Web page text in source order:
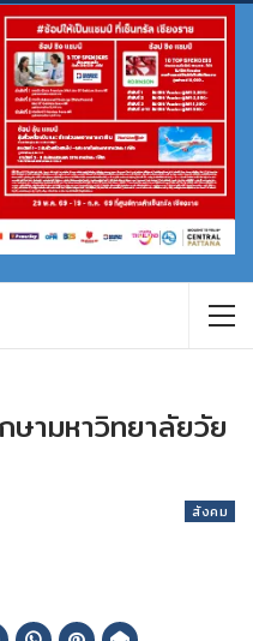
ษามหาวิทยาลัยวัย
สังคม